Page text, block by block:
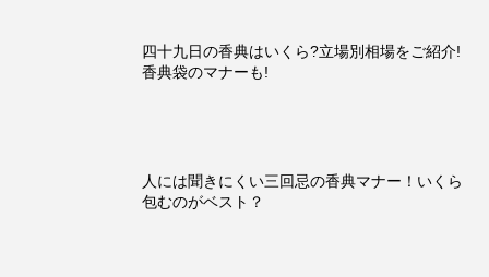
四十九日の香典はいくら?立場別相場をご紹介!
香典袋のマナーも!
人には聞きにくい三回忌の香典マナー！いくら
包むのがベスト？